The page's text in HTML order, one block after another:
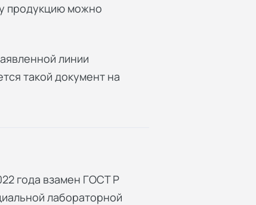
продукцию можно
линии
такой документ на
года взамен ГОСТ Р
лабораторной